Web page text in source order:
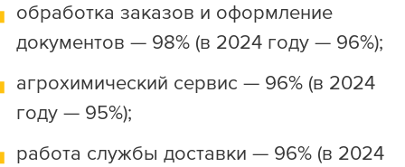
обработка заказов и оформление
документов — 98% (в 2024 году — 96%);
агрохимический сервис — 96% (в 2024
году — 95%);
работа службы доставки — 96% (в 2024